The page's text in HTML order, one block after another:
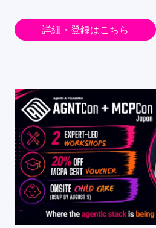
詳細・登録はこちら